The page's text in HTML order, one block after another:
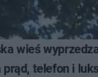
wieś
prąd, telefon i